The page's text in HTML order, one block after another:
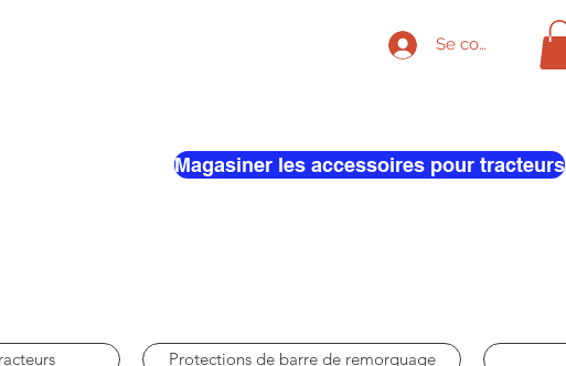
Se connecter
Magasiner les accessoires pour tracteurs
Protections de barre de remorquage